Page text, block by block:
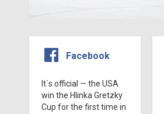
Facebook
It´s official — the USA
win the Hlinka Gretzky
Cup for the first time in